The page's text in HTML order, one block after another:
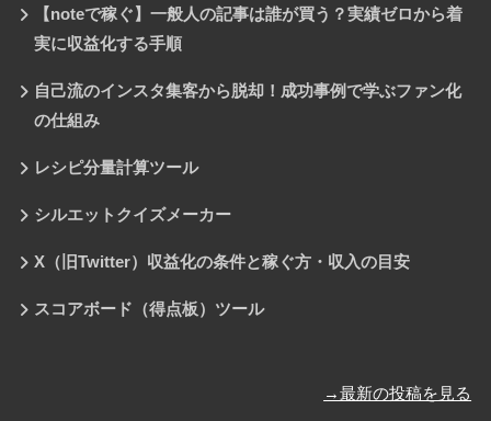
【noteで稼ぐ】一般人の記事は誰が買う？実績ゼロから着
実に収益化する手順
自己流のインスタ集客から脱却！成功事例で学ぶファン化
の仕組み
レシピ分量計算ツール
シルエットクイズメーカー
X（旧Twitter）収益化の条件と稼ぐ方・収入の目安
スコアボード（得点板）ツール
→最新の投稿を見る